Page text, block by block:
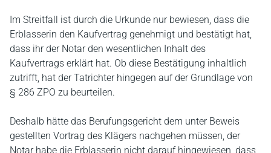
Im Streitfall ist durch die Urkunde nur bewiesen, dass die
Erblasserin den Kaufvertrag genehmigt und bestätigt hat,
dass ihr der Notar den wesentlichen Inhalt des
Kaufvertrags erklärt hat. Ob diese Bestätigung inhaltlich
zutrifft, hat der Tatrichter hingegen auf der Grundlage von
§ 286 ZPO zu beurteilen.
Deshalb hätte das Berufungsgericht dem unter Beweis
gestellten Vortrag des Klägers nachgehen müssen, der
Notar habe die Erblasserin nicht darauf hingewiesen, dass